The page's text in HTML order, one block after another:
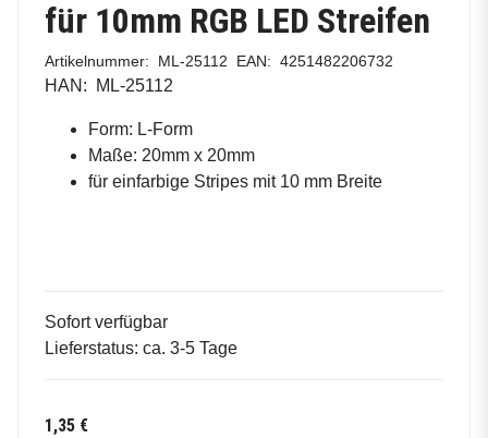
für 10mm RGB LED Streifen
Artikelnummer: ML-25112 EAN: 4251482206732
HAN: ML-25112
Form: L-Form
Maße: 20mm x 20mm
für einfarbige Stripes mit 10 mm Breite
Sofort verfügbar
Lieferstatus: ca. 3-5 Tage
1,35 €